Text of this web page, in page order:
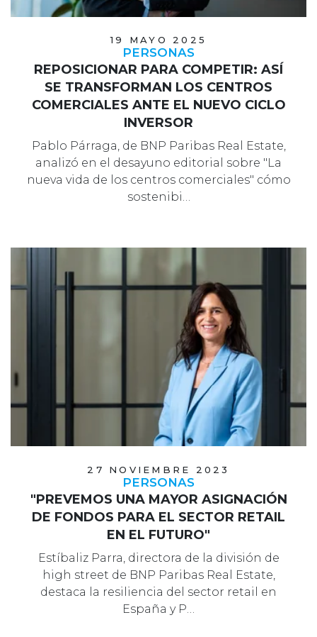
19 MAYO 2025
PERSONAS
REPOSICIONAR PARA COMPETIR: ASÍ
SE TRANSFORMAN LOS CENTROS
COMERCIALES ANTE EL NUEVO CICLO
INVERSOR
Pablo Párraga, de BNP Paribas Real Estate,
analizó en el desayuno editorial sobre "La
nueva vida de los centros comerciales" cómo
sostenibi…
27 NOVIEMBRE 2023
PERSONAS
"PREVEMOS UNA MAYOR ASIGNACIÓN
DE FONDOS PARA EL SECTOR RETAIL
EN EL FUTURO"
Estíbaliz Parra, directora de la división de
high street de BNP Paribas Real Estate,
destaca la resiliencia del sector retail en
España y P…